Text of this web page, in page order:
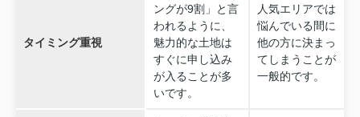
タイミング重視
ングが9割」と言
われるように、
魅力的な土地は
すぐに申し込み
が入ることが多
いです。
人気エリアでは
悩んでいる間に
他の方に決まっ
てしまうことが
一般的です。